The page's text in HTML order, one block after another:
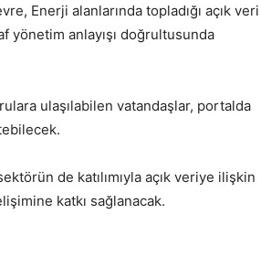
Enerji alanlarında topladığı açık veri
yönetim anlayışı doğrultusunda
ulaşılabilen vatandaşlar, portalda
de katılımıyla açık veriye ilişkin
katkı sağlanacak.